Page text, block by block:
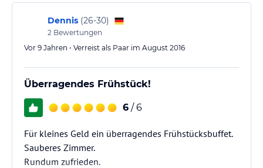
Dennis (26-30)
2 Bewertungen
Vor 9 Jahren • Verreist als Paar im August 2016
Überragendes Frühstück!
6 / 6
Für kleines Geld ein überragendes Frühstücksbuffet.
Sauberes Zimmer.
Rundum zufrieden.